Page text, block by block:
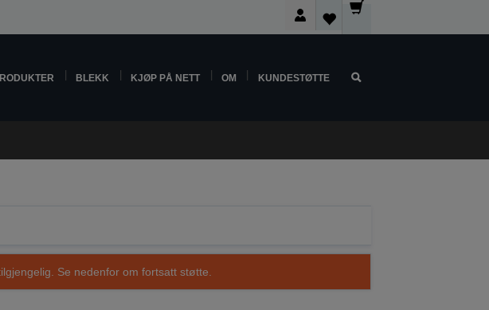
BLEKK KJØP PÅ NETT OM KUNDESTØTTE
Se nedenfor om fortsatt støtte.